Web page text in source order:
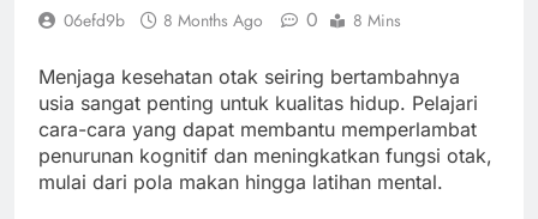
06efd9b 8 Months Ago 0 8 Mins
Menjaga kesehatan otak seiring bertambahnya
usia sangat penting untuk kualitas hidup. Pelajari
cara-cara yang dapat membantu memperlambat
penurunan kognitif dan meningkatkan fungsi otak,
mulai dari pola makan hingga latihan mental.